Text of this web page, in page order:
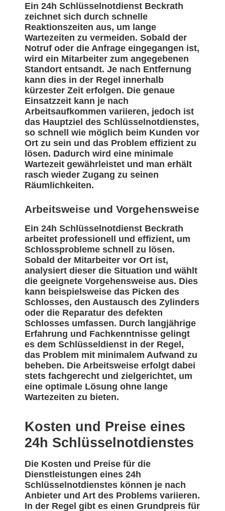
Ein 24h Schlüsselnotdienst Beckrath
zeichnet sich durch schnelle
Reaktionszeiten aus, um lange
Wartezeiten zu vermeiden. Sobald der
Notruf oder die Anfrage eingegangen ist,
wird ein Mitarbeiter zum angegebenen
Standort entsandt. Je nach Entfernung
kann dies in der Regel innerhalb
kürzester Zeit erfolgen. Die genaue
Einsatzzeit kann je nach
Arbeitsaufkommen variieren, jedoch ist
das Hauptziel des Schlüsselnotdienstes,
so schnell wie möglich beim Kunden vor
Ort zu sein und das Problem effizient zu
lösen. Dadurch wird eine minimale
Wartezeit gewährleistet und man erhält
rasch wieder Zugang zu seinen
Räumlichkeiten.
Arbeitsweise und Vorgehensweise
Ein 24h Schlüsselnotdienst Beckrath
arbeitet professionell und effizient, um
Schlossprobleme schnell zu lösen.
Sobald der Mitarbeiter vor Ort ist,
analysiert dieser die Situation und wählt
die geeignete Vorgehensweise aus. Dies
kann beispielsweise das Picken des
Schlosses, den Austausch des Zylinders
oder die Reparatur des defekten
Schlosses umfassen. Durch langjährige
Erfahrung und Fachkenntnisse gelingt
es dem Schlüsseldienst in der Regel,
das Problem mit minimalem Aufwand zu
beheben. Die Arbeitsweise erfolgt dabei
stets fachgerecht und zielgerichtet, um
eine optimale Lösung ohne lange
Wartezeiten zu bieten.
Kosten und Preise eines
24h Schlüsselnotdienstes
Die Kosten und Preise für die
Dienstleistungen eines 24h
Schlüsselnotdienstes können je nach
Anbieter und Art des Problems variieren.
In der Regel gibt es einen Grundpreis für